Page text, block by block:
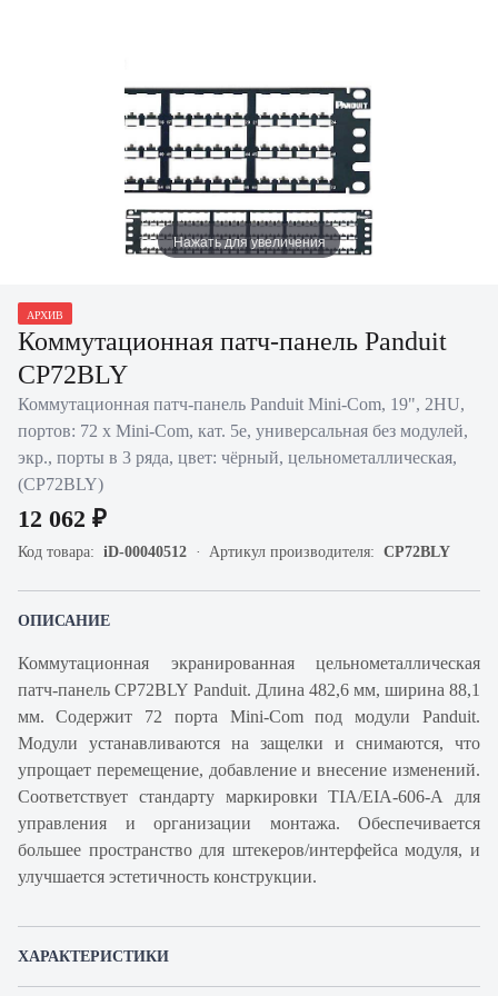
Нажать для увеличения
АРХИВ
Коммутационная патч-панель Panduit
CP72BLY
Коммутационная патч-панель Panduit Mini-Com, 19", 2HU,
портов: 72 х Mini-Com, кат. 5е, универсальная без модулей,
экр., порты в 3 ряда, цвет: чёрный, цельнометаллическая,
(CP72BLY)
12 062 ₽
Код товара: iD-00040512 Артикул производителя: CP72BLY
ОПИСАНИЕ
Коммутационная экранированная цельнометаллическая
патч-панель CP72BLY Panduit. Длина 482,6 мм, ширина 88,1
мм. Содержит 72 порта Mini-Com под модули Panduit.
Модули устанавливаются на защелки и снимаются, что
упрощает перемещение, добавление и внесение изменений.
Соответствует стандарту маркировки TIA/EIA-606-A для
управления и организации монтажа. Обеспечивается
большее пространство для штекеров/интерфейса модуля, и
улучшается эстетичность конструкции.
ХАРАКТЕРИСТИКИ